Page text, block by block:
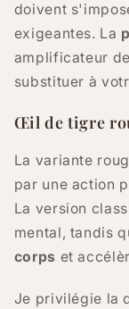
doivent
exigeantes. La
amplificateur
substituer à
Œil de tigre
La variante
par une action
La version
mental, tandis
corps et
Je privilégie la